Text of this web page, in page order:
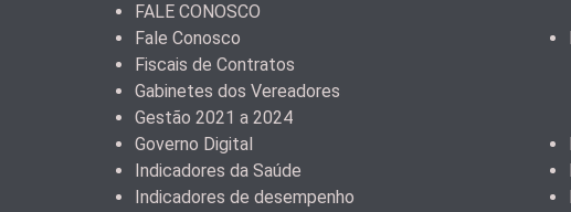
FALE CONOSCO
Fale Conosco
Fiscais de Contratos
Gabinetes dos Vereadores
Gestão 2021 a 2024
Governo Digital
Indicadores da Saúde
Indicadores de desempenho